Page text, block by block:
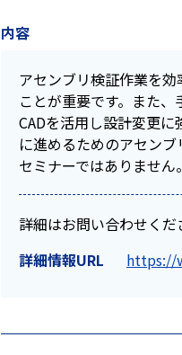
内容
アセンブリ検証作業を
ことが重要です。また
CADを活用し設計変更
に進めるためのアセン
セミナーではありません。
詳細はお問い合わせくだ
詳細情報URL
https://